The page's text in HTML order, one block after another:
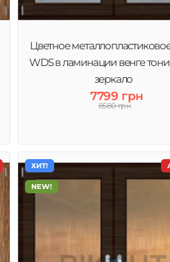
Цветное
WDS в ламинации венге
зеркало
7799 грн
8580 грн
ХИТ!
NEW!